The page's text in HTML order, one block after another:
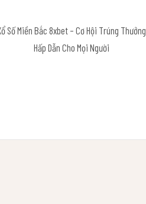
Số Miền Bắc 8xbet – Cơ Hội Trúng Thưởng
Hấp Dẫn Cho Mọi Người